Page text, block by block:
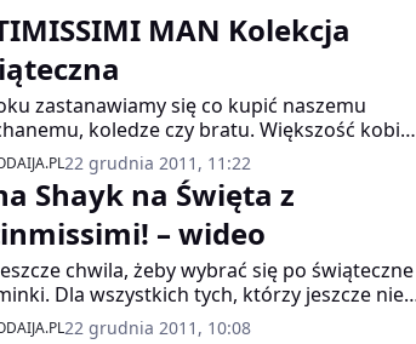
MAN Kolekcja
zastanawiamy się co kupić naszemu
koledze czy bratu. Większość kobiet
na funkcjonalność, my jednak, aby
stereotyp, że mężczyźni zadowalają się
typowo męskimi gadżetami, podpowiadamy
aby pod świątecznym drzewkiem
wesoła atmosfera. Razem z
stawiamy na humor i świąteczne
22 grudnia 2011, 11:22
Shayk na Święta z
– wideo
chwila, żeby wybrać się po świąteczne
Dla wszystkich tych, którzy jeszcze nie
tego zrobić, spieszymy z podpowiedziami z
22 grudnia 2011, 10:08